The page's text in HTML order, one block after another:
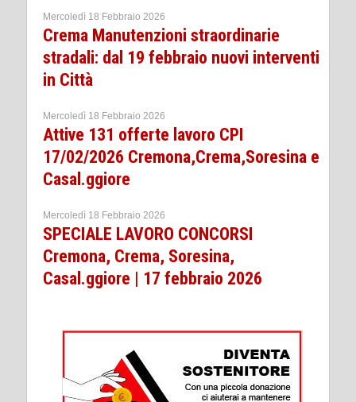
Mercoledì 18 Febbraio 2026
Crema Manutenzioni straordinarie
stradali: dal 19 febbraio nuovi interventi
in Città
Mercoledì 18 Febbraio 2026
Attive 131 offerte lavoro CPI
17/02/2026 Cremona,Crema,Soresina e
Casal.ggiore
Mercoledì 18 Febbraio 2026
SPECIALE LAVORO CONCORSI
Cremona, Crema, Soresina,
Casal.ggiore | 17 febbraio 2026